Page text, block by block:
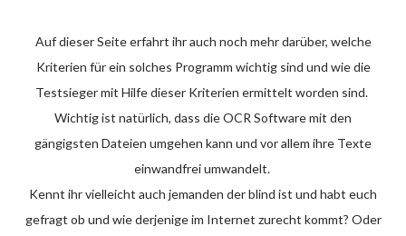
Auf dieser Seite erfahrt ihr auch noch mehr darüber, welche
Kriterien für ein solches Programm wichtig sind und wie die
Testsieger mit Hilfe dieser Kriterien ermittelt worden sind.
Wichtig ist natürlich, dass die OCR Software mit den
gängigsten Dateien umgehen kann und vor allem ihre Texte
einwandfrei umwandelt.
Kennt ihr vielleicht auch jemanden der blind ist und habt euch
gefragt ob und wie derjenige im Internet zurecht kommt? Oder